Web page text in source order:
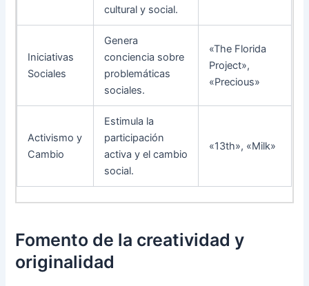
cultural y social.
Iniciativas
Sociales
Genera
conciencia sobre
problemáticas
sociales.
«The Florida
Project»,
«Precious»
Activismo y
Cambio
Estimula la
participación
activa y el cambio
social.
«13th», «Milk»
Fomento de la creatividad y
originalidad